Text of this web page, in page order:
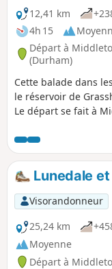
12,41 km
4h 15
Départ à
(Durham)
Cette balade dans
le réservoir de
Le départ se fait à
Lune, la balade
Grassholme avant
ancienne voie ferrée.
Lunedale
Visorandonneur
25,24 km
Moyenne
Départ à